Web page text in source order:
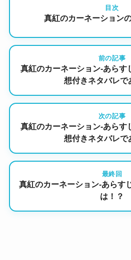
目次
真紅のカーネーション
前の記事
真紅のカーネーション-あらす
想付きネタバレで
次の記事
真紅のカーネーション-あらす
想付きネタバレで
最終回
真紅のカーネーション-あらす
は！？